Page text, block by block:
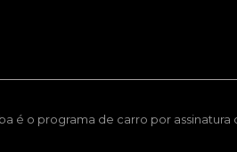
é o programa de carro por assinatura